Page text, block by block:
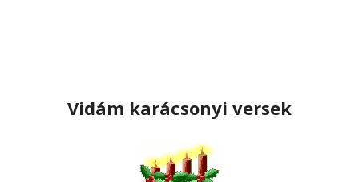
Vidám karácsonyi versek